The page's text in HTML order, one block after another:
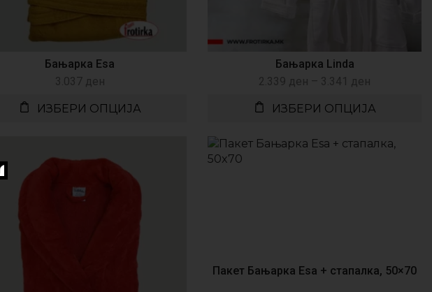
Бањарка Esa
3.037 ден
ИЗБЕРИ ОПЦИЈА
Бањарка Linda
2.339 ден – 3.341 ден
ИЗБЕРИ ОПЦИЈА
Пакет Бањарка Esa + стапалка, 50×70